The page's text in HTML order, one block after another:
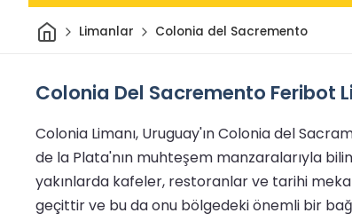
Ev Limanlar Colonia del Sacremento
Colonia Del Sacremento Feribot
Colonia Limanı, Uruguay'ın Colonia del
de la Plata'nın muhteşem manzaralarıyla
yakınlarda kafeler, restoranlar ve tarihi
geçittir ve bu da onu bölgedeki önemli bir